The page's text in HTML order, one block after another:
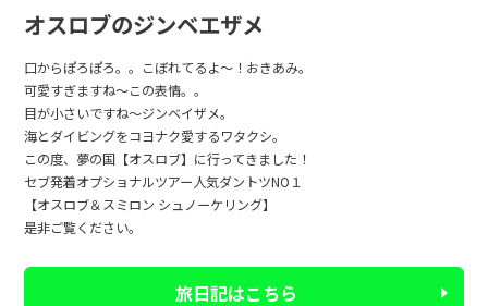
オスロブのジンベエザメ
口からぽろぽろ。。こぼれてるよ～！おきあみ。
可愛すぎますね～この表情。。
目が小さいですね～ジンベイザメ。
海とダイビングをコヨナク愛するワタクシ。
この度、夢の国【オスロブ】に行ってきました！
セブ発着オプショナルツアー人気ダントツNO１
【オスロブ＆スミロン シュノーケリング】
是非ご覧ください。
旅日記はこちら